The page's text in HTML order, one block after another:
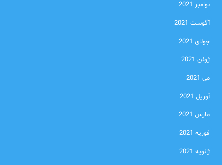
نوامبر 2021
آگوست 2021
جولای 2021
ژوئن 2021
می 2021
آوریل 2021
مارس 2021
فوریه 2021
ژانویه 2021